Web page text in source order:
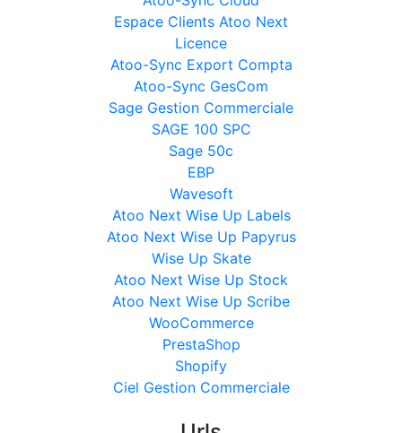
Espace Clients Atoo Next
Licence
Atoo-Sync Export Compta
Atoo-Sync GesCom
Sage Gestion Commerciale
SAGE 100 SPC
Sage 50c
EBP
Wavesoft
Atoo Next Wise Up Labels
Atoo Next Wise Up Papyrus
Wise Up Skate
Atoo Next Wise Up Stock
Atoo Next Wise Up Scribe
WooCommerce
PrestaShop
Shopify
Ciel Gestion Commerciale